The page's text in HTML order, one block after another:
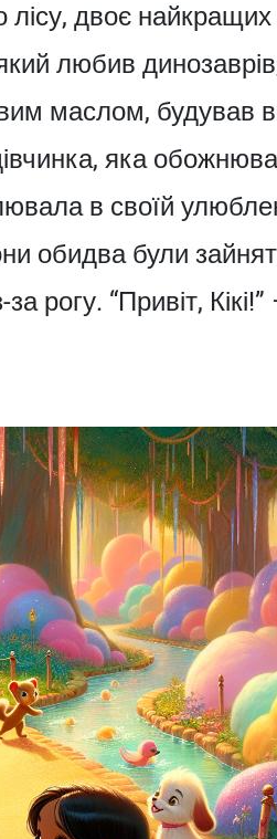
двоє найкращих
любив
маслом, будував
яка
в своїй
обидва були
рогу. “Привіт, Кікі!”